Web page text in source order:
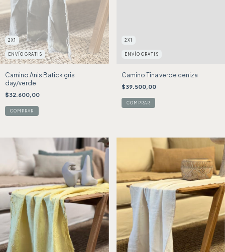
2X1
ENVÍO GRATIS
Camino Anis Batick gris
day/verde
$32.600,00
2X1
ENVÍO GRATIS
Camino Tina verde ceniza
$39.500,00